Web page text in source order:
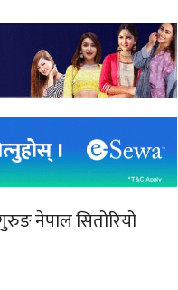
नेपाल सितोरियो